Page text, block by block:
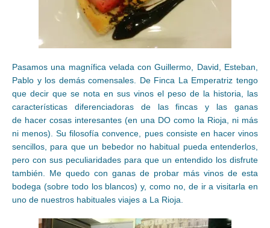
Pasamos una magnífica velada con Guillermo, David, Esteban,
Pablo y los demás comensales. De Finca La Emperatriz tengo
que decir que se nota en sus vinos el peso de la historia, las
características diferenciadoras de las fincas y las ganas
de hacer cosas interesantes (en una DO como la Rioja, ni más
ni menos). Su filosofía convence, pues consiste en hacer vinos
sencillos, para que un bebedor no habitual pueda entenderlos,
pero con sus peculiaridades para que un entendido los disfrute
también. Me quedo con ganas de probar más vinos de esta
bodega (sobre todo los blancos) y, como no, de ir a visitarla en
uno de nuestros habituales viajes a La Rioja.